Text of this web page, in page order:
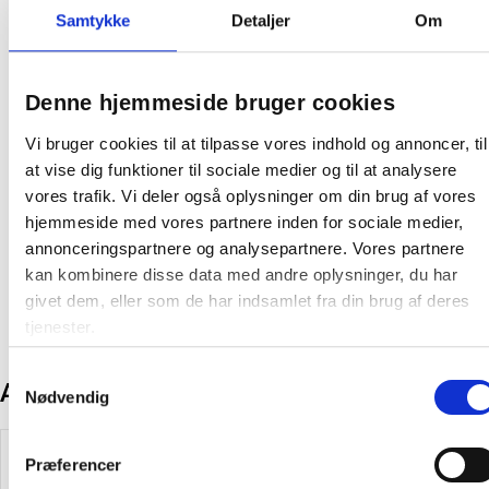
Samtykke Detaljer Om
Denne hjemmeside bruger cookies
Vi bruger cookies til at tilpasse vores indhold og annoncer, til
at vise dig funktioner til sociale medier og til at analysere
vores trafik. Vi deler også oplysninger om din brug af vores
hjemmeside med vores partnere inden for sociale medier,
annonceringspartnere og analysepartnere. Vores partnere
kan kombinere disse data med andre oplysninger, du har
givet dem, eller som de har indsamlet fra din brug af deres
tjenester.
Nødvendig
Præferencer
Palle: 470400 stk
Producent: Gastro-Line
Fødevaresikkerhedsdatablad
Produktdatablad
Andre kunder købte også